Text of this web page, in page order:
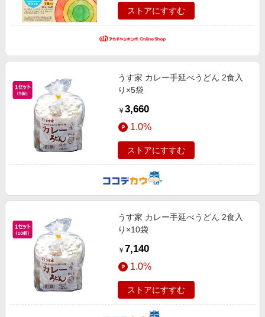
ストアにすすむ
うす家 カレー手延べうどん 2食入
り×5袋
￥ 3,660
1.0%
ストアにすすむ
うす家 カレー手延べうどん 2食入
り×10袋
￥ 7,140
1.0%
ストアにすすむ